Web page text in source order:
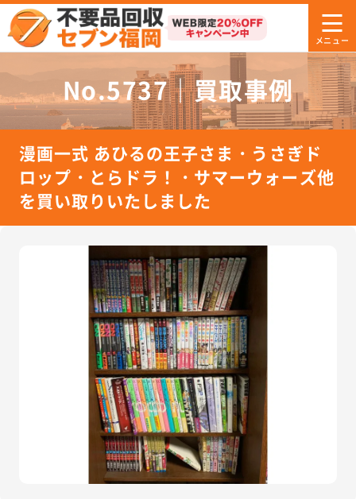
No.5737｜買取事例
漫画一式 あひるの王子さま・うさぎド
ロップ・とらドラ！・サマーウォーズ他
を買い取りいたしました